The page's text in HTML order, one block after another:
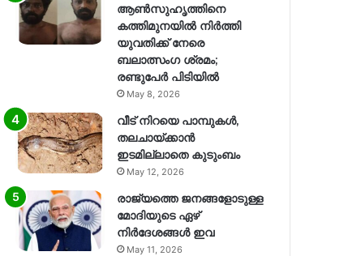
ആൺസുഹൃത്തിനെ
കത്തിമുനയിൽ നിർത്തി
യുവതിക്ക് നേരെ
ബലാത്സംഗ​ ശ്രമം;
രണ്ടുപേർ പിടിയിൽ
May 8, 2026
വീട് നിറയെ പാമ്പുകൾ,
തലചായ്ക്കാൻ
ഇടമില്ലാതെ കുടുംബം
May 12, 2026
രാജ്യത്തെ ജനങ്ങളോടുള്ള
മോദിയുടെ ഏഴ്
നിര്‍ദേശങ്ങള്‍ ഇവ
May 11, 2026